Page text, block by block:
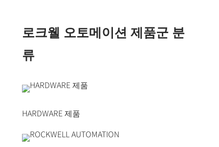
로크웰 오토메이션 제품군 분
류
HARDWARE 제품